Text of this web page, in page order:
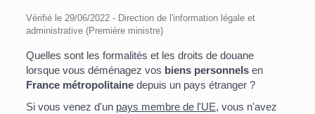
Vérifié le 29/06/2022 - Direction de l'information légale et
administrative (Première ministre)
Quelles sont les formalités et les droits de douane
lorsque vous déménagez vos biens personnelsen
France métropolitainedepuis un pays étranger ?
Si vous venez d'un pays membre de l'UE, vous n'avez